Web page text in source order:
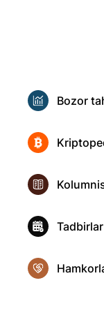
Tadbirlar
Bozor